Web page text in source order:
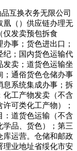
互换衣务无限公司
凰（）供应链办理无
仅发卖预包拆食
事；货色进出口；
纪；国内货色运输代
发卖；道货色运输坐
；通俗货色仓储办事
息系统集成办事；拆
化工产物发卖（不含
可类化工产物）；
：道货色运输（不含
学品、货色）；第三
库运营。仓储和邮政
理业地址省绥化市安